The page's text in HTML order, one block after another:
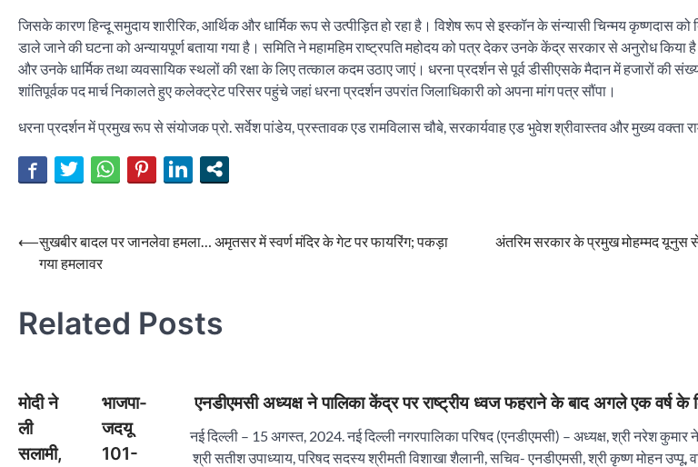
जिसके कारण हिन्दू समुदाय शारीरिक, आर्थिक और धार्मिक रूप से उत्पीड़ित हो रहा है। विशेष रूप से इस्कॉन के संन्यासी चिन्मय कृष्णदास को
डाले जाने की घटना को अन्यायपूर्ण बताया गया है। समिति ने महामहिम राष्ट्रपति महोदय को पत्र देकर उनके केंद्र सरकार से अनुरोध किया है
और उनके धार्मिक तथा व्यवसायिक स्थलों की रक्षा के लिए तत्काल कदम उठाए जाएं। धरना प्रदर्शन से पूर्व डीसीएसके मैदान में हजारों की
शांतिपूर्वक पद मार्च निकालते हुए कलेक्ट्रेट परिसर पहुंचे जहां धरना प्रदर्शन उपरांत जिलाधिकारी को अपना मांग पत्र सौंपा।
धरना प्रदर्शन में प्रमुख रूप से संयोजक प्रो. सर्वेश पांडेय, प्रस्तावक एड रामविलास चौबे, सरकार्यवाह एड भुवेश श्रीवास्तव और मुख्य वक्ता
Post
navigation
⟵सुखबीर बादल पर जानलेवा हमला… अमृतसर में स्वर्ण मंदिर के गेट पर फायरिंग; पकड़ा
गया हमलावर
अंतरिम सरकार के प्रमुख मोहम्मद यूनुस
Related Posts
मोदी ने
ली
सलामी,
भाजपा-
जदयू
101-
एनडीएमसी अध्यक्ष ने पालिका केंद्र पर राष्ट्रीय ध्वज फहराने के बाद अगले एक वर्ष के
नई दिल्ली – 15 अगस्त, 2024. नई दिल्ली नगरपालिका परिषद (एनडीएमसी) – अध्यक्ष, श्री नरेश
श्री सतीश उपाध्याय, परिषद सदस्य श्रीमती विशाखा शैलानी, सचिव- एनडीएमसी, श्री कृष्ण मोहन